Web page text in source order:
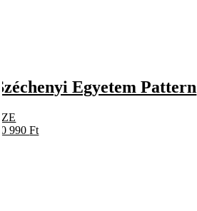
Széchenyi Egyetem Pattern
SZE
10 990Ft